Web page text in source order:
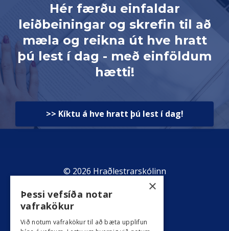
Hér færðu einfaldar
leiðbeiningar og skrefin til að
mæla og reikna út hve hratt
þú lest í dag - með einföldum
hætti!
>> Kíktu á hve hratt þú lest í dag!
© 2026 Hraðlestrarskólinn
Powered by Kajabi
Umsagnir
×
Þessi vefsíða notar
vafrakökur
Við notum vafrakökur til að bæta upplifun